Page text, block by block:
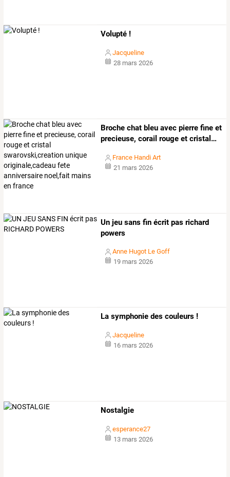
Volupté !
Jacqueline
28 mars 2026
Broche chat bleu avec pierre fine et
precieuse, corail rouge et cristal …
France Handi Art
21 mars 2026
Un jeu sans fin écrit pas richard
powers
Anne Hugot Le Goff
19 mars 2026
La symphonie des couleurs !
Jacqueline
16 mars 2026
Nostalgie
esperance27
13 mars 2026